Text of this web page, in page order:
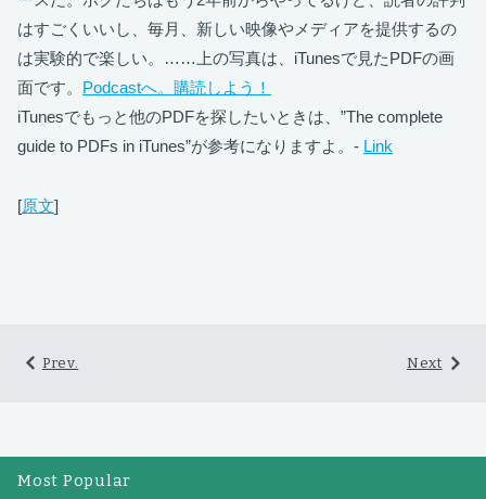
はすごくいいし、毎月、新しい映像やメディアを提供するの
は実験的で楽しい。……上の写真は、iTunesで見たPDFの画
面です。 Podcastへ。購読しよう！
iTunesでもっと他のPDFを探したいときは、”The complete
guide to PDFs in iTunes”が参考になりますよ。- Link
[原文]
Next
Prev.
Most Popular